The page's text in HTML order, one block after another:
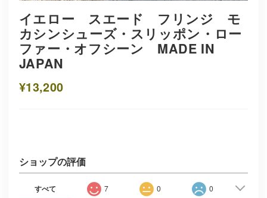
イエロー スエード フリンジ モ
カシンシューズ・スリッポン・ロー
ファー・オフシーン MADE IN
JAPAN
¥13,200
ショップの評価
すべて 7 0 0